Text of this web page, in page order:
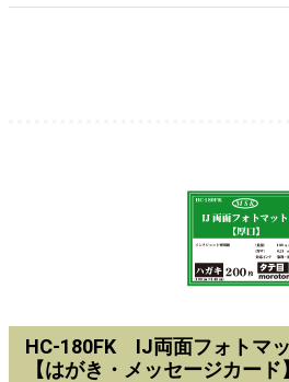
HC-180FK IJ両面フォトマ
【はがき・メッセージカード】